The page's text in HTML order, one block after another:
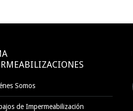
Somos
de Impermeabilización